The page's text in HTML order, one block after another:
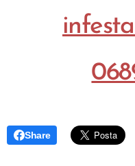
Share